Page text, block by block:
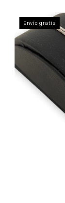
Envío gratis